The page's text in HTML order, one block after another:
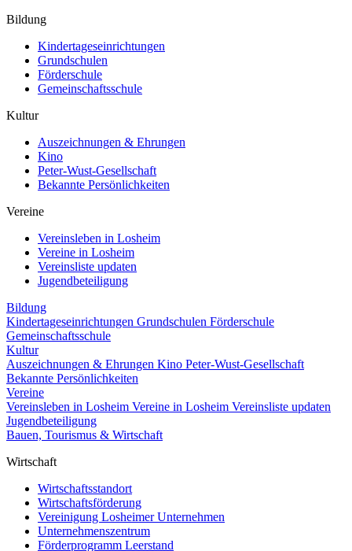
Bildung
Kindertageseinrichtungen
Grundschulen
Förderschule
Gemeinschaftsschule
Kultur
Auszeichnungen & Ehrungen
Kino
Peter-Wust-Gesellschaft
Bekannte Persönlichkeiten
Vereine
Vereinsleben in Losheim
Vereine in Losheim
Vereinsliste updaten
Jugendbeteiligung
Bildung
Kindertageseinrichtungen Grundschulen Förderschule
Gemeinschaftsschule
Kultur
Auszeichnungen & Ehrungen Kino Peter-Wust-Gesellschaft
Bekannte Persönlichkeiten
Vereine
Vereinsleben in Losheim Vereine in Losheim Vereinsliste updaten
Jugendbeteiligung
Bauen, Tourismus & Wirtschaft
Wirtschaft
Wirtschaftsstandort
Wirtschaftsförderung
Vereinigung Losheimer Unternehmen
Unternehmenszentrum
Förderprogramm Leerstand